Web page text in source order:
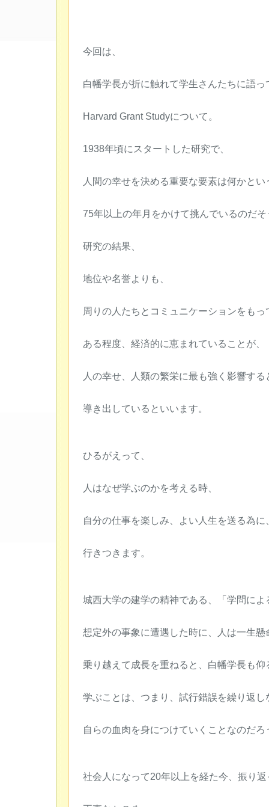
今回は、
白幡学長が折に触れて学生さんたちに語っ
Harvard Grant Studyについて。
1938年頃にスタートした研究で、
人間の幸せを決める重要な要素は何かと
75年以上の年月をかけて挑んでいるのだ
研究の結果、
地位や名誉よりも、
周りの人たちとコミュニケーションをも
ある程度、経済的に恵まれていることが、
人の幸せ、人類の繁栄に最も強く影響する
導き出しているといいます。
ひるがえって、
人はなぜ学ぶのかを考える時、
自分の仕事を楽しみ、よい人生を送る為に
行きつきます。
城西大学の建学の精神である、「学問によ
想定外の事象に遭遇した時に、人は一生懸
乗り越えて成長を重ねると、白幡学長も仰
学ぶことは、つまり、試行錯誤を繰り返し
自らの血肉を身につけていくことなのだ
社会人になって20年以上を経た今、振り